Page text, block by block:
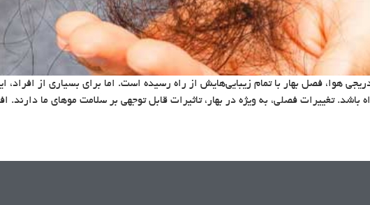
هوا، فصل بهار با تمام زیبایی‌هایش از راه رسیده است. اما برای بسیاری از
باشد. تغییرات فصلی، به ویژه در بهار، تاثیرات قابل توجهی بر سلامت موهای ما دارند.